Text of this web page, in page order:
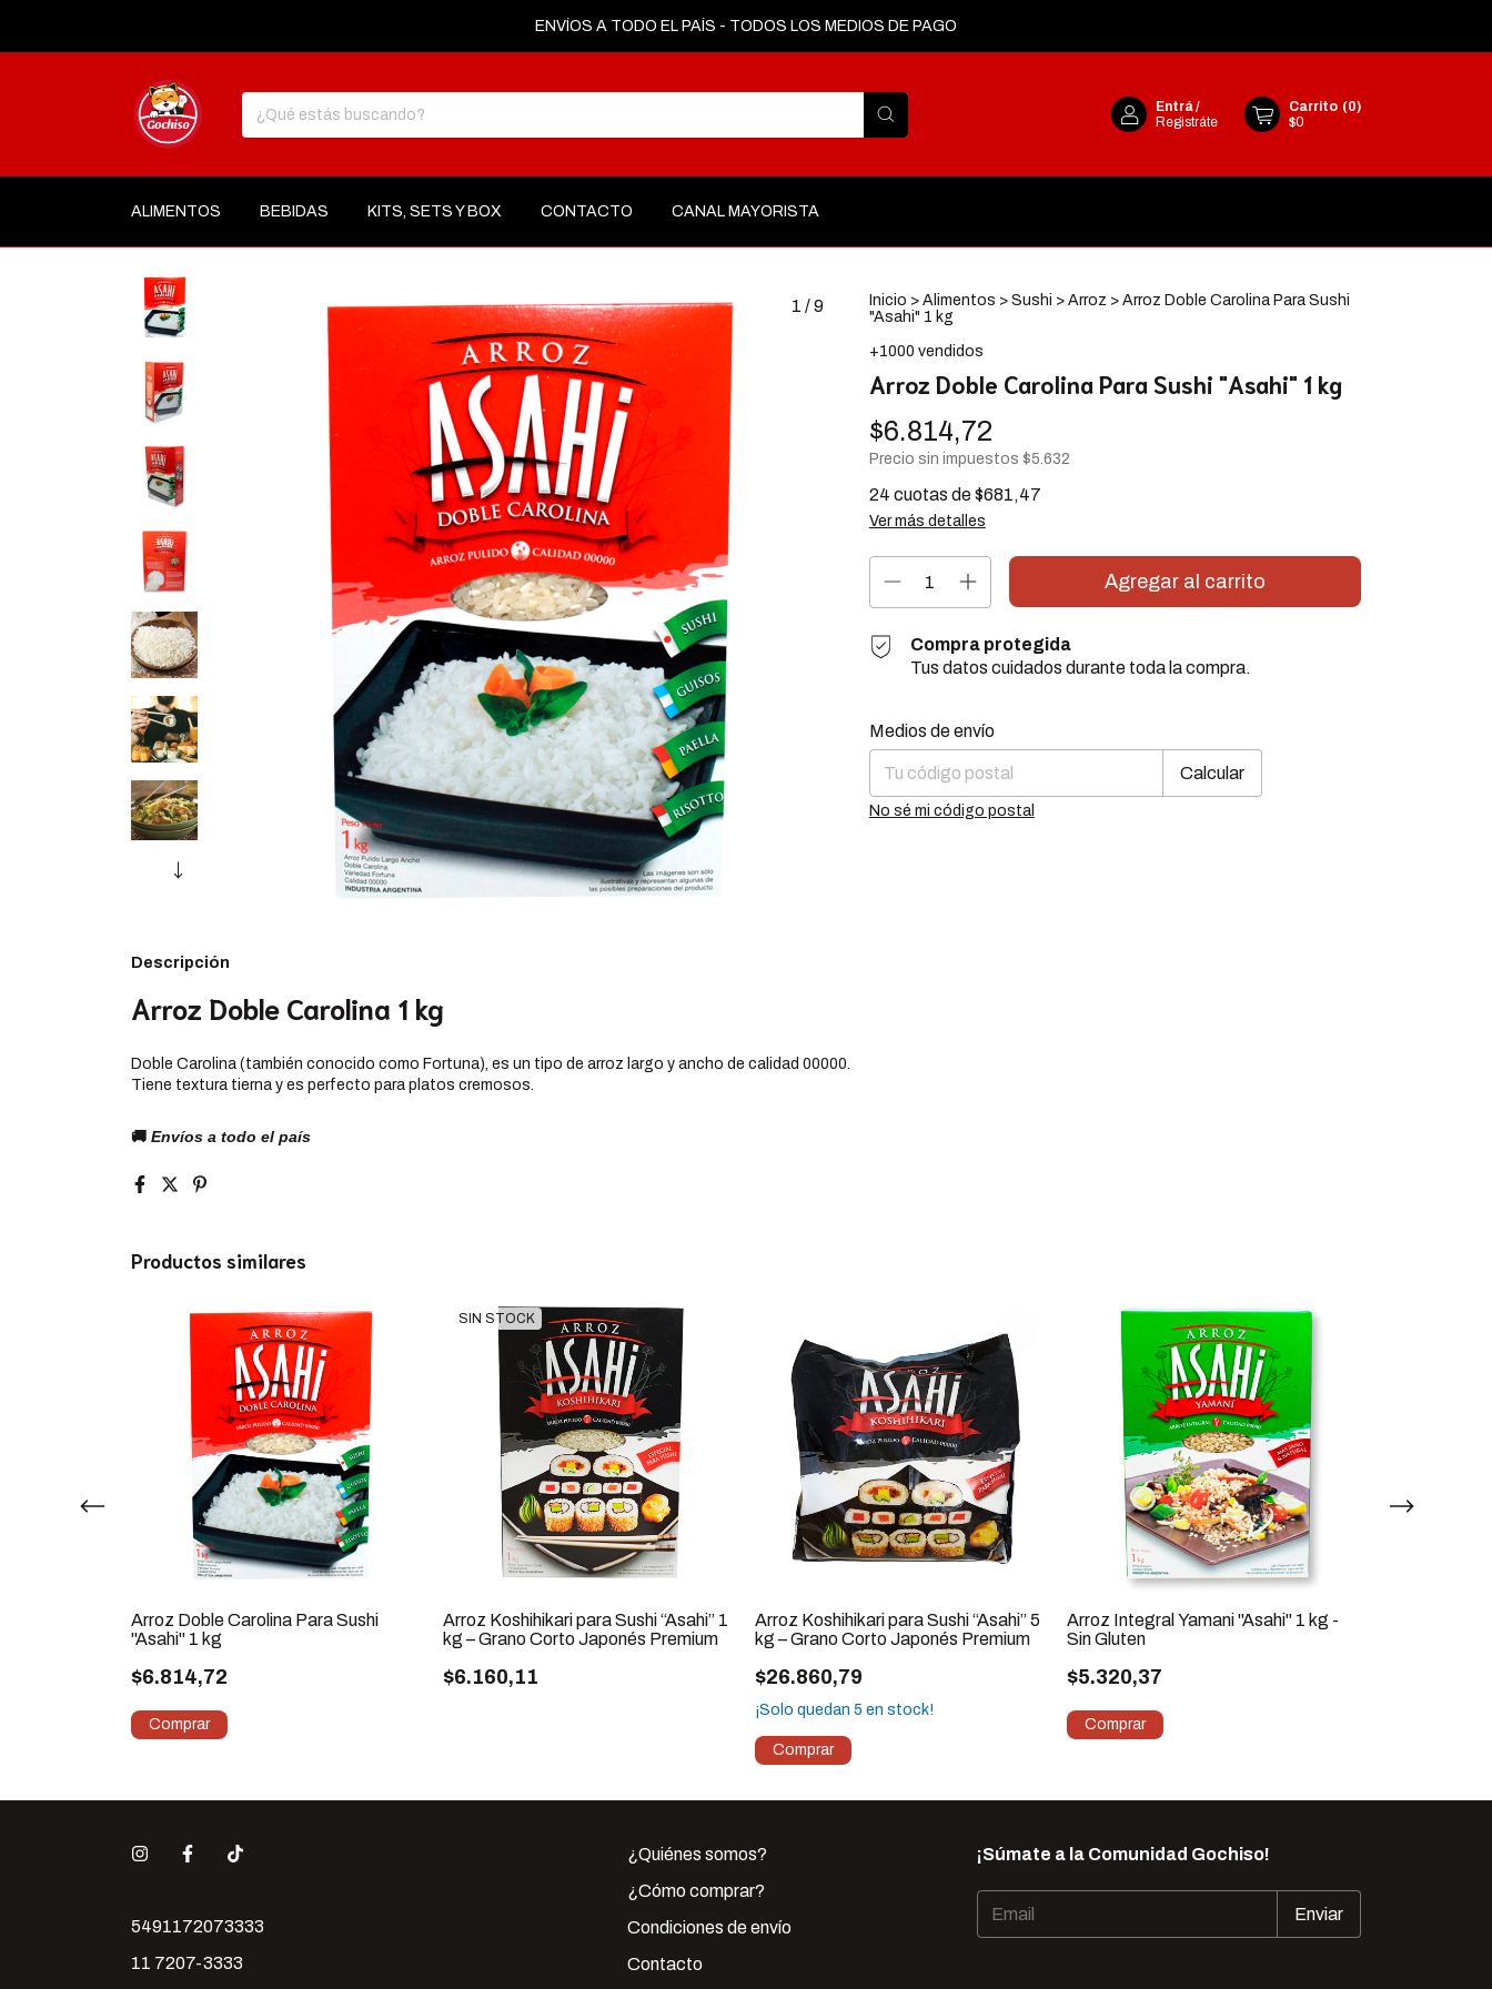
ENVÍOS A TODO EL PAÍS - TODOS LOS MEDIOS DE PAGO
Entrá/
Registráte
Carrito (0)
$0
ALIMENTOS BEBIDAS KITS, SETS Y BOX CONTACTO CANAL MAYORISTA
1 /9 Inicio > Alimentos > Sushi > Arroz > Arroz Doble Carolina Para Sushi
"Asahi" 1 kg
+1000 vendidos
Arroz Doble Carolina Para Sushi "Asahi" 1 kg
$6.814,72
Precio sin impuestos $5.632
24 cuotas de$681,47
Ver más detalles
Compra protegida
Tus datos cuidados durante toda la compra.
Entregas para el CP:
Medios de envío
Calcular
No sé mi código postal
Descripción
Arroz Doble Carolina 1 kg
Doble Carolina (también conocido como Fortuna), es un tipo de arroz largo y ancho de calidad 00000.
Tiene textura tierna y es perfecto para platos cremosos.
🚚 Envíos a todo el país
Productos similares
Arroz Doble Carolina Para Sushi
"Asahi" 1 kg
$6.814,72
SIN STOCK
Arroz Koshihikari para Sushi “Asahi” 1
kg – Grano Corto Japonés Premium
$6.160,11
Arroz Koshihikari para Sushi “Asahi” 5
kg – Grano Corto Japonés Premium
$26.860,79
¡Solo quedan 5 en stock!
Arroz Integral Yamani "Asahi" 1 kg -
Sin Gluten
$5.320,37
5491172073333
11 7207-3333
¿Quiénes somos?
¿Cómo comprar?
Condiciones de envío
Contacto
¡Súmate a la Comunidad Gochiso!